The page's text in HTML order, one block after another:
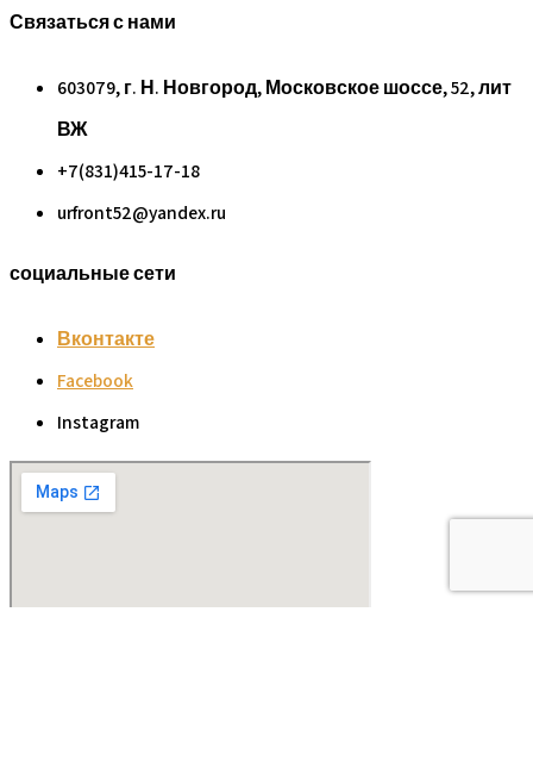
Связаться с нами
603079, г. Н. Новгород, Московское шоссе, 52, лит
ВЖ
+7(831)415-17-18
urfront52@yandex.ru
социальные сети
Вконтакте
Facebook
Instagram